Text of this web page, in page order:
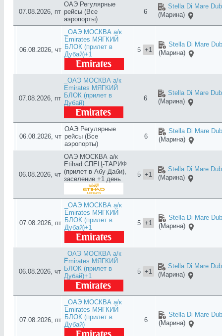
07.08.2026, пт
ОАЭ Регулярные
рейсы (Все
аэропорты)
6
Stella Di Mare
(Марина)
06.08.2026, чт
_ОАЭ МОСКВА а/к
Emirates МЯГКИЙ
БЛОК (прилет в
Дубай)+1
5 +1
Stella Di Mare
(Марина)
07.08.2026, пт
_ОАЭ МОСКВА а/к
Emirates МЯГКИЙ
БЛОК (прилет в
Дубай)
6
Stella Di Mare
(Марина)
06.08.2026, чт
ОАЭ Регулярные
рейсы (Все
аэропорты)
6
Stella Di Mare
(Марина)
06.08.2026, чт
ОАЭ МОСКВА а/к
Etihad СПЕЦ-ТАРИФ
(прилет в Абу-Даби),
заселение +1 день
5 +1
Stella Di Mare
(Марина)
07.08.2026, пт
_ОАЭ МОСКВА а/к
Emirates МЯГКИЙ
БЛОК (прилет в
Дубай)+1
5 +1
Stella Di Mare
(Марина)
06.08.2026, чт
_ОАЭ МОСКВА а/к
Emirates МЯГКИЙ
БЛОК (прилет в
Дубай)+1
5 +1
Stella Di Mare
(Марина)
07.08.2026, пт
_ОАЭ МОСКВА а/к
Emirates МЯГКИЙ
БЛОК (прилет в
Дубай)
6
Stella Di Mare
(Марина)